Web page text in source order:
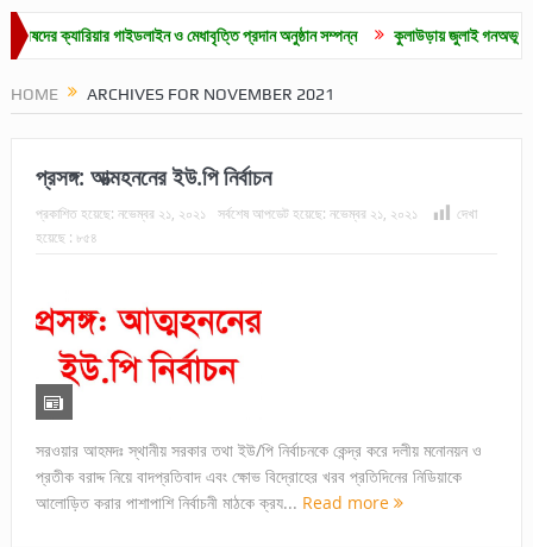
গাইডলাইন ও মেধাবৃত্তি প্রদান অনুষ্ঠান সম্পন্ন কুলাউড়ায় জুলাই গনঅভূথান দিবস
HOME ARCHIVES FOR NOVEMBER 2021
প্রসঙ্গ: আত্মহননের ইউ.পি নির্বাচন
প্রকাশিত হয়েছে: নভেম্বর ২১, ২০২১ সর্বশেষ আপডেট হয়েছে: নভেম্বর ২১, ২০২১
দেখা
হয়েছে : ৮৫৪
সরওয়ার আহমদঃ স্থানীয় সরকার তথা ইউ/পি নির্বাচনকে কেন্দ্র করে দলীয় মনোনয়ন ও
প্রতীক বরাদ্দ নিয়ে বাদপ্রতিবাদ এবং ক্ষোভ বিদ্রোহের খরব প্রতিদিনের নিডিয়াকে
আলোড়িত করার পাশাপাশি নির্বাচনী মাঠকে ক্রয... Read more